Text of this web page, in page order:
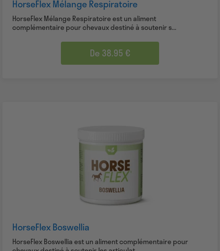
HorseFlex Mélange Respiratoire
HorseFlex Mélange Respiratoire est un aliment
complémentaire pour chevaux destiné à soutenir s...
De 38.95 €
HorseFlex Boswellia
HorseFlex Boswellia est un aliment complémentaire pour